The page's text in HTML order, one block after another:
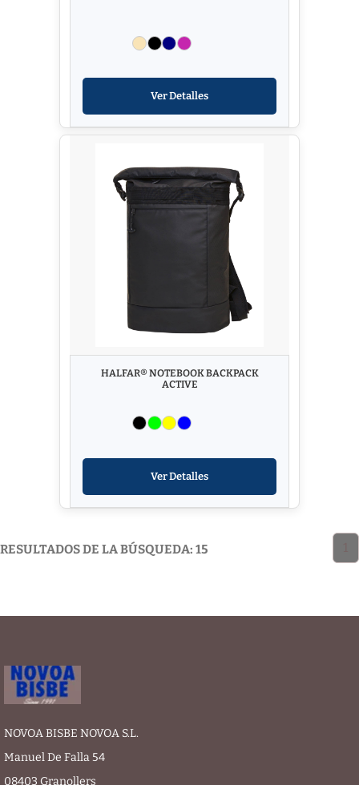
Ver Detalles
HALFAR® NOTEBOOK BACKPACK
ACTIVE
Ver Detalles
RESULTADOS DE LA BÚSQUEDA: 15
NOVOA BISBE NOVOA S.L.
Manuel De Falla 54
08403 Granollers